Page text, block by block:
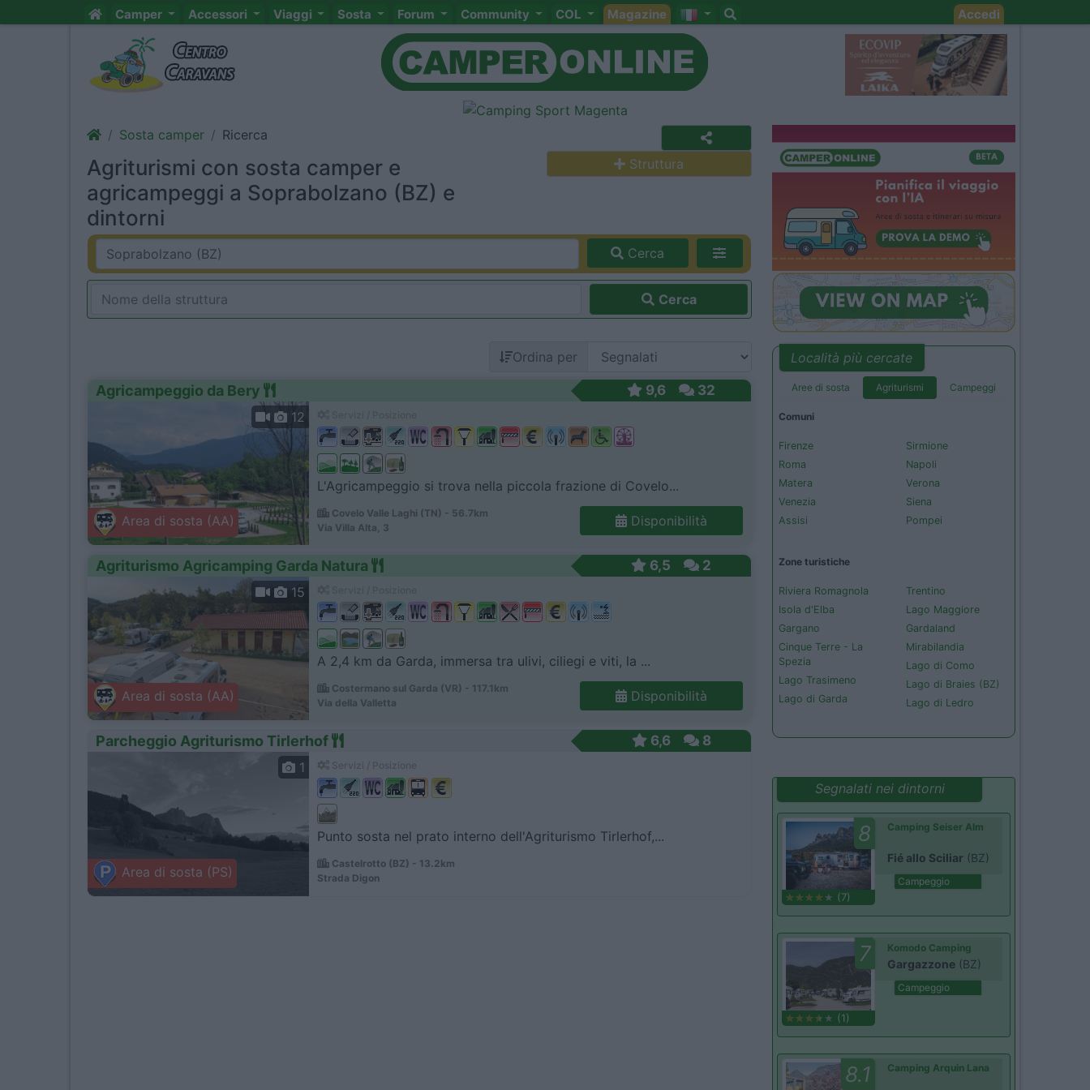
Camper Accessori Viaggi Sosta Forum Community COL Magazine Accedi
Sosta camper Ricerca
Agriturismi con sosta camper e
agricampeggi a Soprabolzano (BZ) e
dintorni
Struttura
Cerca
Cerca
Ordina per
Agricampeggio da Bery 9,6 32
Area di sosta (AA)
12
L'Agricampeggio si trova nella piccola frazione di Covelo...
Covelo Valle Laghi (TN) - 56.7km
Via Villa Alta, 3
Disponibilità
Agriturismo Agricamping Garda Natura 6,5 2
Area di sosta (AA)
15
A 2,4 km da Garda, immersa tra ulivi, ciliegi e viti, la ...
Costermano sul Garda (VR) - 117.1km
Via della Valletta
Disponibilità
Parcheggio Agriturismo Tirlerhof 6,6 8
Area di sosta (PS)
1
Punto sosta nel prato interno dell'Agriturismo Tirlerhof,...
Castelrotto (BZ) - 13.2km
Strada Digon
Località più cercate
Aree di sosta Agriturismi Campeggi
Comuni
Firenze
Roma
Matera
Venezia
Assisi
Sirmione
Napoli
Verona
Siena
Pompei
Zone turistiche
Riviera Romagnola
Isola d'Elba
Gargano
Cinque Terre - La
Spezia
Lago Trasimeno
Lago di Garda
Trentino
Lago Maggiore
Gardaland
Mirabilandia
Lago di Como
Lago di Braies (BZ)
Lago di Ledro
Segnalati nei dintorni
8
(7)
Camping Seiser Alm
Fié allo Sciliar (BZ)
Campeggio
7
(1)
Komodo Camping
Gargazzone (BZ)
Campeggio
8.1 Camping Arquin Lana